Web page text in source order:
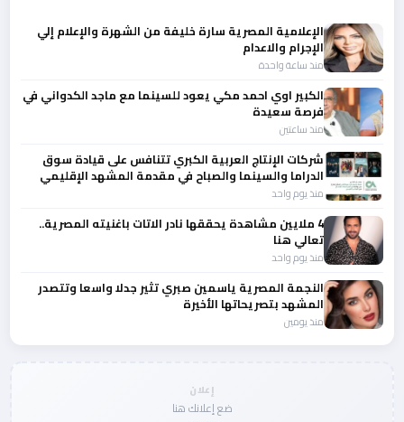
الإعلامية المصرية سارة خليفة من الشهرة والإعلام إلي
الإجرام والاعدام
منذ ساعة واحدة
الكبير اوي احمد مكي يعود للسينما مع ماجد الكدواني في
فرصة سعيدة
منذ ساعتين
شركات الإنتاج العربية الكبري تتنافس على قيادة سوق
الدراما والسينما والصباح في مقدمة المشهد الإقليمي
منذ يوم واحد
4 ملايين مشاهدة يحققها نادر الاتات باغنيته المصرية..
تعالي هنا
منذ يوم واحد
النجمة المصرية ياسمين صبري تثير جدلا واسعا وتتصدر
المشهد بتصريحاتها الأخيرة
منذ يومين
إعلان
ضع إعلانك هنا